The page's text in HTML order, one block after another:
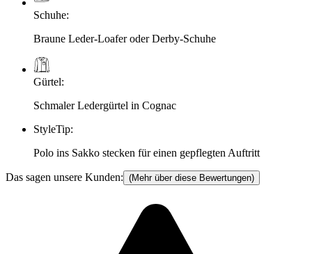
Schuhe:
Braune Leder-Loafer oder Derby-Schuhe
Gürtel:
Schmaler Ledergürtel in Cognac
StyleTip:
Polo ins Sakko stecken für einen gepflegten Auftritt
Das sagen unsere Kunden: (Mehr über diese Bewertungen)